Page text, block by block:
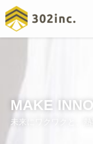
MAKE
未来にワクワクと、熱